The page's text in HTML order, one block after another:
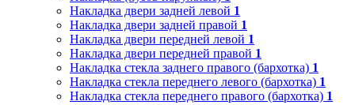
Накладка двери задней левой 1
Накладка двери задней правой 1
Накладка двери передней левой 1
Накладка двери передней правой 1
Накладка стекла заднего правого (бархотка) 1
Накладка стекла переднего левого (бархотка) 1
Накладка стекла переднего правого (бархотка) 1